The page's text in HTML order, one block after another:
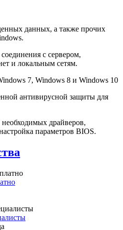
данных, а также прочих
с сервером,
и локальным сетям.
7, Windows 8 и Windows 10
антивирусной защиты для
драйверов,
параметров BIOS.